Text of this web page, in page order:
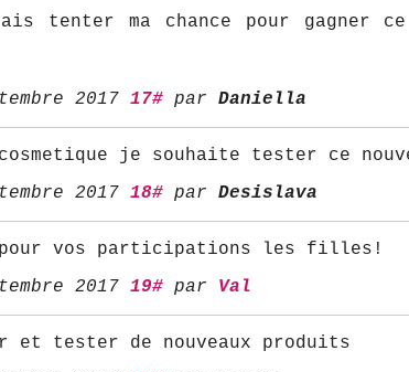
tenter ma chance pour gagner
2017 17# par Daniella
cosmetique je souhaite tester ce
2017 18# par Desislava
pour vos participations les filles!
2017 19# par Val
et tester de nouveaux produits